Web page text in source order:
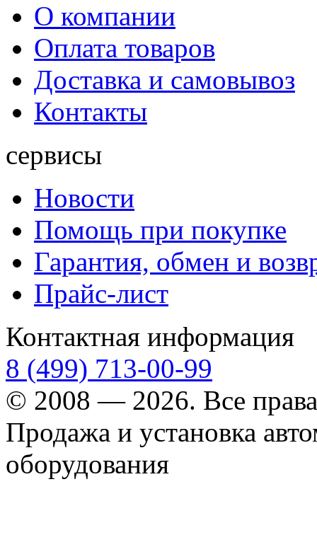
О компании
Оплата товаров
Доставка и самовывоз
Контакты
сервисы
Новости
Помощь при покупке
Гарантия, обмен и
Прайс-лист
Контактная информация
8 (499) 713-00-99
© 2008 — 2026. Все
Продажа и установка
оборудования